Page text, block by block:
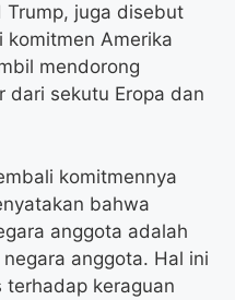
Trump, juga disebut
komitmen Amerika
mendorong
dari sekutu Eropa dan
komitmennya
bahwa
anggota adalah
anggota. Hal ini
terhadap keraguan